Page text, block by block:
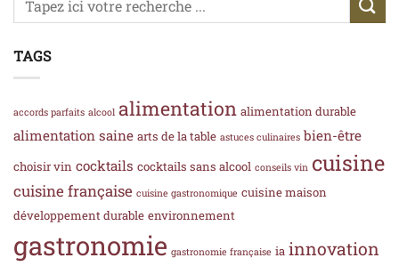
TAGS
accords parfaits alcool alimentation alimentation durable
alimentation saine arts de la table astuces culinaires bien-être
choisir vin cocktails cocktails sans alcool conseils vin cuisine
cuisine française cuisine gastronomique cuisine maison
développement durable environnement
gastronomie gastronomie française ia innovation